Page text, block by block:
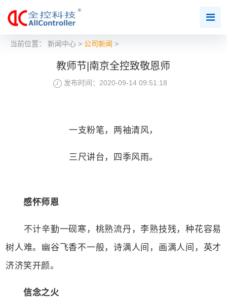
当前位置： 新闻中心> 公司新闻 >
教师节|南京全控致敬恩师
发布时间：2020-09-14 09:51:18
一支粉笔，两袖清风，
三尺讲台，四季风雨。
感怀师恩
不计辛勤一砚寒，桃熟流丹，李熟技残，种花容易
树人难。幽谷飞香不一般，诗满人间，画满人间，英才
济济笑开颜。
信念之火